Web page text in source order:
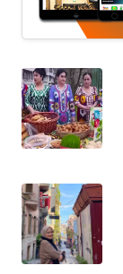
SERBA-
SERBI
OPINI
Informasi
INDEKS
BERITA
KONTAK
KAMI